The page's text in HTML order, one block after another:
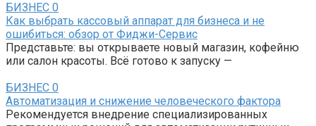
БИЗНЕС 0
Как выбрать кассовый аппарат для бизнеса и не
ошибиться: обзор от Фиджи-Сервис
Представьте: вы открываете новый магазин, кофейню
или салон красоты. Всё готово к запуску —
БИЗНЕС 0
Автоматизация и снижение человеческого фактора
Рекомендуется внедрение специализированных